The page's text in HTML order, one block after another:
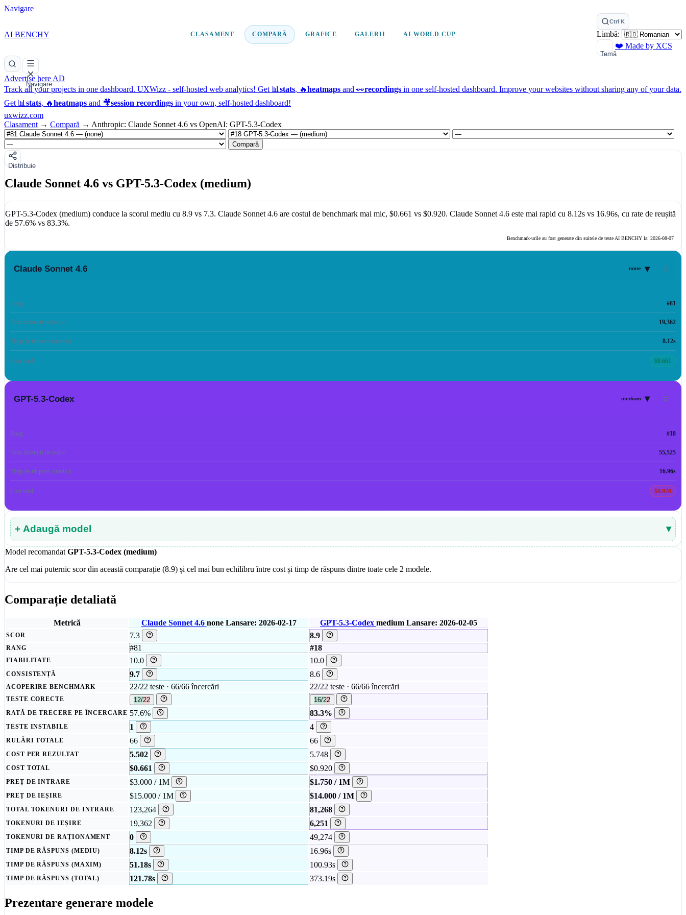
Navigare
AI BENCHY CLASAMENT COMPARĂ GRAFICE GALERII AI WORLD CUP
Ctrl K
Limbă:
Temă
❤️ Made by XCS
Navigare
Advertise here AD
Track all your projects in one dashboard. UXWizz - self-hosted web analytics! Get 📊 stats, 🔥heatmaps and 👀recordings in one self-hosted dashboard. Improve your websites without sharing any of your data.
Get 📊 stats, 🔥heatmaps and 🎥session recordings in your own, self-hosted dashboard!
uxwizz.com
Clasament → Compară → Anthropic: Claude Sonnet 4.6 vs OpenAI: GPT-5.3-Codex
Compară
Distribuie
Claude Sonnet 4.6 vs GPT-5.3-Codex (medium)
GPT-5.3-Codex (medium) conduce la scorul mediu cu 8.9 vs 7.3. Claude Sonnet 4.6 are costul de benchmark mai mic, $0.661 vs $0.920. Claude Sonnet 4.6 este mai rapid cu 8.12s vs 16.96s, cu rate de reușită
de 57.6% vs 83.3%.
Benchmark-urile au fost generate din suitele de teste AI BENCHY la: 2026-08-07
Claude Sonnet 4.6 none ▾
Rang #81
Total tokenuri de ieșire 19,362
Timp de răspuns (mediu) 8.12s
Cost total $0.661
GPT-5.3-Codex medium ▾
Rang #18
Total tokenuri de ieșire 55,525
Timp de răspuns (mediu) 16.96s
Cost total $0.920
+ Adaugă model ▾
Model recomandat GPT-5.3-Codex (medium)
Are cel mai puternic scor din această comparație (8.9) și cel mai bun echilibru între cost și timp de răspuns dintre toate cele 2 modele.
Comparație detaliată
Metrică Claude Sonnet 4.6 none Lansare: 2026-02-17 GPT-5.3-Codex medium Lansare: 2026-02-05
SCOR 7.3 8.9
RANG #81 #18
FIABILITATE 10.0 10.0
CONSISTENȚĂ 9.7 8.6
ACOPERIRE BENCHMARK 22/22 teste · 66/66 încercări 22/22 teste · 66/66 încercări
TESTE CORECTE 12/22 16/22
RATĂ DE TRECERE PE ÎNCERCARE 57.6% 83.3%
TESTE INSTABILE 1 4
RULĂRI TOTALE 66 66
COST PER REZULTAT 5.502 5.748
COST TOTAL $0.661 $0.920
PREȚ DE INTRARE $3.000 / 1M $1.750 / 1M
PREȚ DE IEȘIRE $15.000 / 1M $14.000 / 1M
TOTAL TOKENURI DE INTRARE 123,264 81,268
TOKENURI DE IEȘIRE 19,362 6,251
TOKENURI DE RAȚIONAMENT 0 49,274
TIMP DE RĂSPUNS (MEDIU) 8.12s 16.96s
TIMP DE RĂSPUNS (MAXIM) 51.18s 100.93s
TIMP DE RĂSPUNS (TOTAL) 121.78s 373.19s
Prezentare generare modele